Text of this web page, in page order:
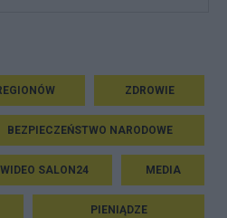
ZDROWIE
BEZPIECZEŃSTWO NARODOWE
WIDEO SALON24 MEDIA
PIENIĄDZE